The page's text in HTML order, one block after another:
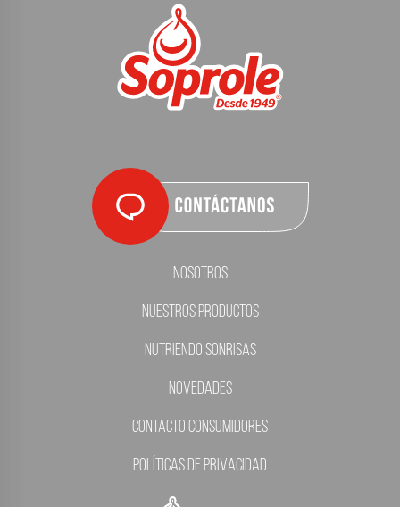
Nosotros
Nuestros Productos
Nutriendo Sonrisas
Novedades
Contacto Consumidores
Políticas de Privacidad